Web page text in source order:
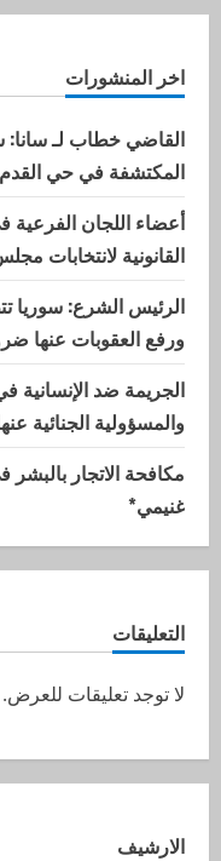
اخر المنشورات
القاضي خطاب لـ سانا:
المكتشفة في حي
أعضاء اللجان الفرعية
القانونية لانتخابات
الرئيس الشرع: سوريا
ورفع العقوبات عنها
الجريمة ضد الإنسانية
والمسؤولية
مكافحة الاتجار
غنيمي*
التعليقات
لا توجد تعليقات للعرض.
الارشيف